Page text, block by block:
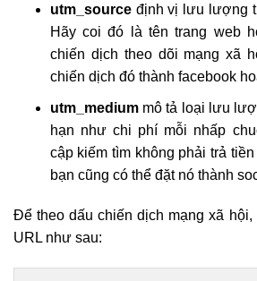
utm_source định vị lưu lượng
Hãy coi đó là tên trang web
chiến dịch theo dõi mạng xã
chiến dịch đó thành facebook
utm_medium mô tả loại lưu
hạn như chi phí mỗi nhấp
cập kiếm tìm không phải trả
bạn cũng có thể đặt nó thành
Để theo dấu chiến dịch mạng xã
URL như sau: